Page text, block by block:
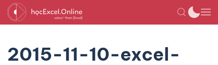
2015-11-10-excel-